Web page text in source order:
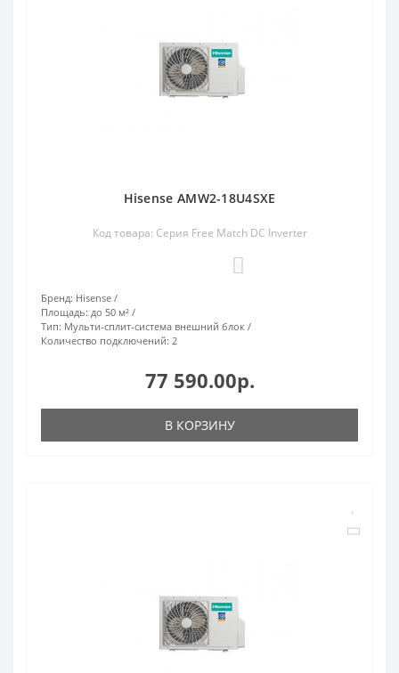
Hisense AMW2-18U4SXE
Код товара: Серия Free Match DC Inverter
Бренд: Hisense
Площадь: до 50 м²
Тип: Мульти-сплит-система внешний блок
Количество подключений: 2
77 590.00р.
В КОРЗИНУ